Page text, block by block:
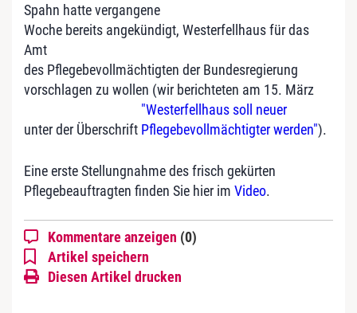
Spahn hatte vergangene
Woche bereits angekündigt, Westerfellhaus für das
Amt
des Pflegebevollmächtigten der Bundesregierung
vorschlagen zu wollen (wir berichteten am 15. März
unter der Überschrift
"Westerfellhaus soll neuer
Pflegebevollmächtigter werden").
Eine erste Stellungnahme des frisch gekürten
Pflegebeauftragten finden Sie hier im Video.
Kommentare anzeigen (0)
Artikel speichern
Diesen Artikel drucken